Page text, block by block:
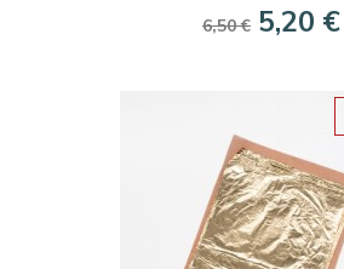
6,50 € 5,20 €